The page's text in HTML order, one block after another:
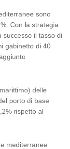
sono
Con la strategia
successo il tasso di
gabinetto di 40
delle
porto di base
rispetto al
mediterranee